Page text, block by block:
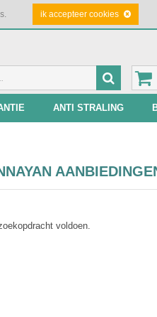
ik accepteer cookies
ANTI STRALING
voldoen.